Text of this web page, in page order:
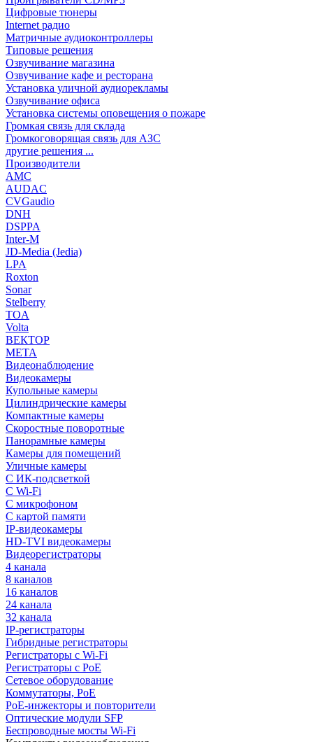
Цифровые тюнеры
Internet радио
Матричные аудиоконтроллеры
Типовые решения
Озвучивание магазина
Озвучивание кафе и ресторана
Установка уличной аудиорекламы
Озвучивание офиса
Установка системы оповещения о пожаре
Громкая связь для склада
Громкоговорящая связь для АЗС
другие решения ...
Производители
AMC
AUDAC
CVGaudio
DNH
DSPPA
Inter-M
JD-Media (Jedia)
LPA
Roxton
Sonar
Stelberry
TOA
Volta
ВЕКТОР
МЕТА
Видеонаблюдение
Видеокамеры
Купольные камеры
Цилиндрические камеры
Компактные камеры
Скоростные поворотные
Панорамные камеры
Камеры для помещений
Уличные камеры
С ИК-подсветкой
С Wi-Fi
С микрофоном
С картой памяти
IP-видеокамеры
HD-TVI видеокамеры
Видеорегистраторы
4 канала
8 каналов
16 каналов
24 канала
32 канала
IP-регистраторы
Гибридные регистраторы
Регистраторы с Wi-Fi
Регистраторы с PoE
Сетевое оборудование
Коммутаторы, PoE
PoE-инжекторы и повторители
Оптические модули SFP
Беспроводные мосты Wi-Fi